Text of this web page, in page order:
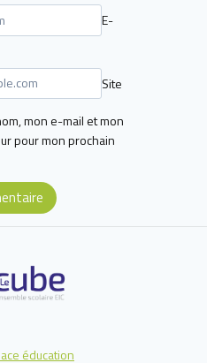
E-
Site
mon e-mail et mon
pour mon prochain
éducation